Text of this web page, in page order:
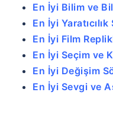
En İyi Bilim ve
En İyi
En İyi Film
En İyi Seçim ve
En İyi Değişim
En İyi Sevgi ve